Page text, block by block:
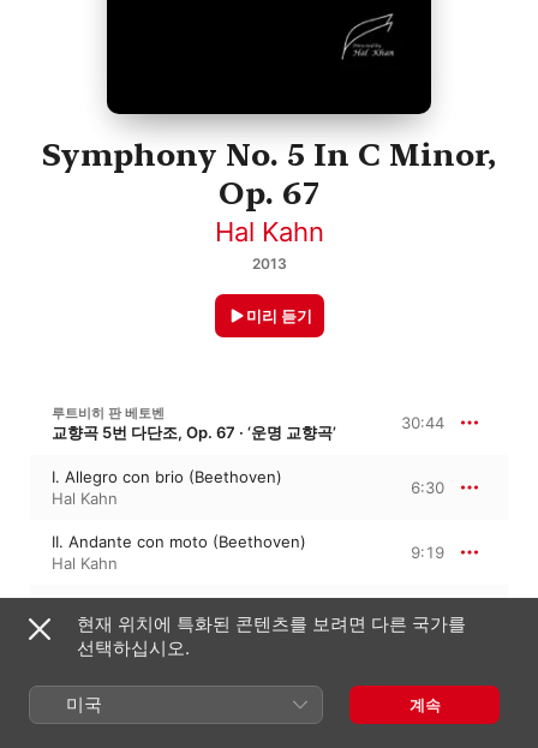
Symphony No. 5 In C Minor,
Op. 67
Hal Kahn
2013
미리 듣기
루트비히 판 베토벤
교향곡 5번 다단조, Op. 67 · ‘운명 교향곡’ 30:44
I. Allegro con brio (Beethoven)
Hal Kahn
6:30
II. Andante con moto (Beethoven)
Hal Kahn
9:19
Hal Kahn
14:54
2013년 6월 14일
현재 위치에 특화된 콘텐츠를 보려면 다른 국가를
선택하십시오.
미국 계속